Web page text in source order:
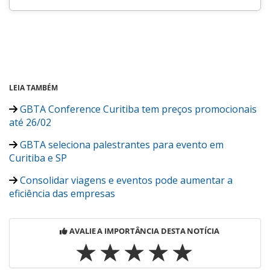
LEIA TAMBÉM
GBTA Conference Curitiba tem preços promocionais
até 26/02
GBTA seleciona palestrantes para evento em
Curitiba e SP
Consolidar viagens e eventos pode aumentar a
eficiência das empresas
AVALIE A IMPORTÂNCIA DESTA NOTÍCIA